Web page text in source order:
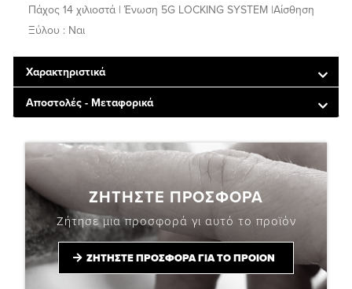
Πάχος 14 χιλιοστά | Ένωση 5G LOCKING SYSTEM |Αίσθηση
Ξύλου : Ναι
Χαρακτηριστικά
Αποστολές - Μεταφορικά
ΖΗΤΗΣΤΕ ΠΡΟΣΦΟΡΑ
Ζήτησε μια προσφορά γι αυτό το προϊόν
ΖΗΤΗΣΤΕ ΠΡΟΣΦΟΡΑ ΓΙΑ ΤΟ ΠΡΟΙΟΝ